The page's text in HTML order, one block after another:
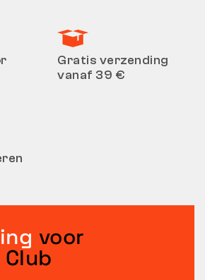
Gratis verzending
vanaf 39 €
voor